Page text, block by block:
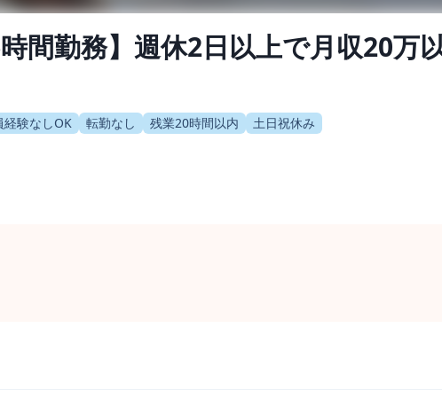
間勤務】週休2日以上で月収20万
経験なしOK 転勤なし 残業20時間以内 土日祝休み